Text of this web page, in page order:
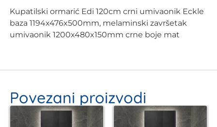
Kupatilski ormarić Edi 120cm crni umivaonik Eckle
baza 1194x476x500mm, melaminski završetak
umivaonik 1200x480x150mm crne boje mat
Povezani proizvodi